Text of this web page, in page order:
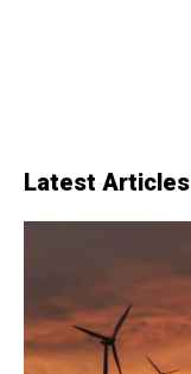
Latest Articles